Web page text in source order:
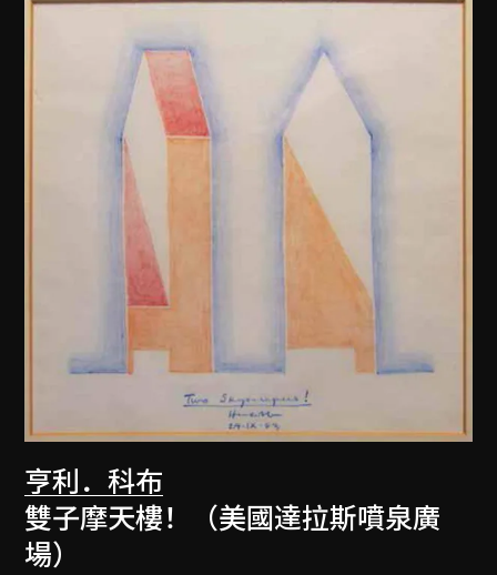
亨利．科布
雙子摩天樓！（美國達拉斯噴泉廣
場）